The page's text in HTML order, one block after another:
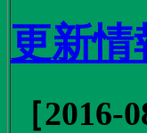
更新情
［2016-